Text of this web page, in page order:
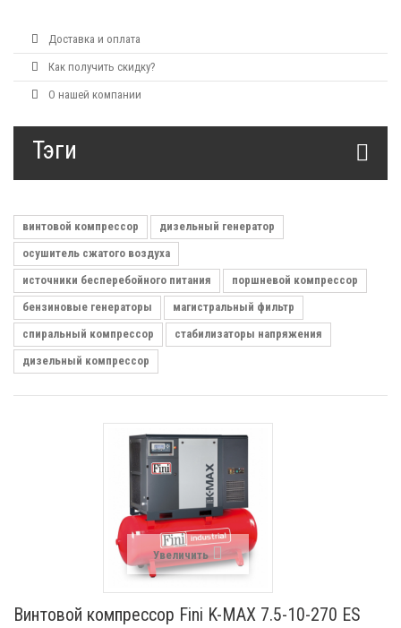
Доставка и оплата
Как получить скидку?
О нашей компании
Тэги
винтовой компрессор
дизельный генератор
осушитель сжатого воздуха
источники бесперебойного питания
поршневой компрессор
бензиновые генераторы
магистральный фильтр
спиральный компрессор
стабилизаторы напряжения
дизельный компрессор
Увеличить
Винтовой компрессор Fini K-MAX 7.5-10-270 ES